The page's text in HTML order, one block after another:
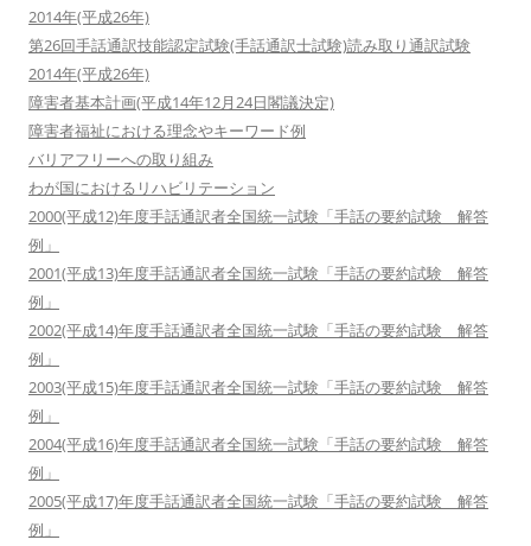
2014年(平成26年)
第26回手話通訳技能認定試験(手話通訳士試験)読み取り通訳試験
2014年(平成26年)
障害者基本計画(平成14年12月24日閣議決定)
障害者福祉における理念やキーワード例
バリアフリーへの取り組み
わが国におけるリハビリテーション
2000(平成12)年度手話通訳者全国統一試験「手話の要約試験 解答
例」
2001(平成13)年度手話通訳者全国統一試験「手話の要約試験 解答
例」
2002(平成14)年度手話通訳者全国統一試験「手話の要約試験 解答
例」
2003(平成15)年度手話通訳者全国統一試験「手話の要約試験 解答
例」
2004(平成16)年度手話通訳者全国統一試験「手話の要約試験 解答
例」
2005(平成17)年度手話通訳者全国統一試験「手話の要約試験 解答
例」